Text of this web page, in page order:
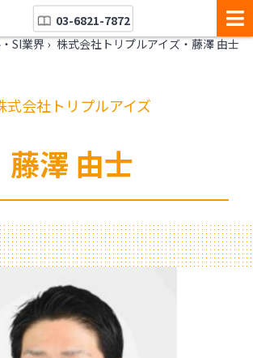
03-6821-7872
SI業界 › 株式会社トリプルアイズ・藤澤 由士
式会社トリプルアイズ
藤澤 由士